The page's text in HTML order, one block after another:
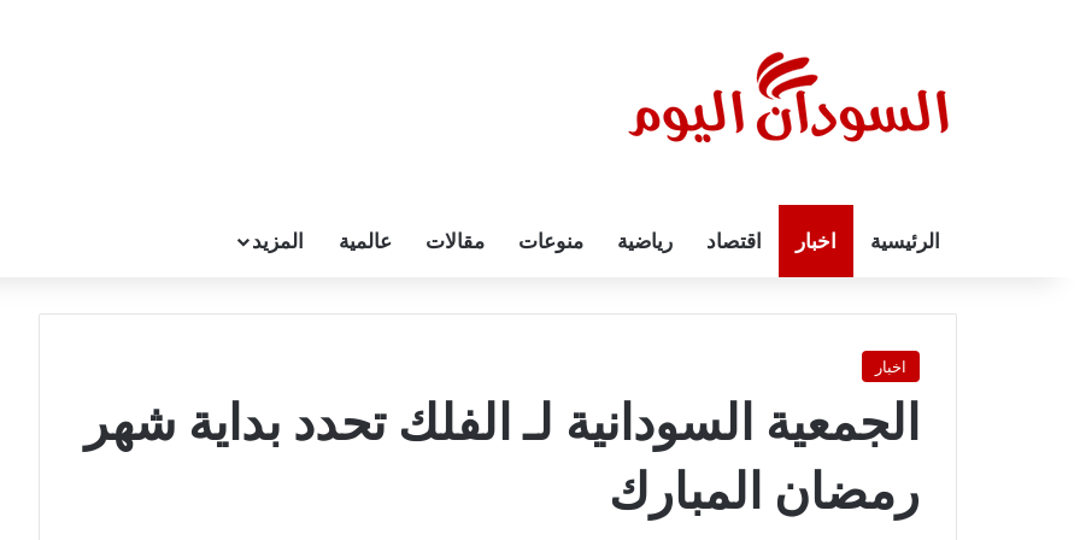
الرئيسية اخبار اقتصاد رياضية منوعات مقالات عالمية المزيد
اخبار
الجمعية السودانية لـ الفلك تحدد بداية شهر
رمضان المبارك